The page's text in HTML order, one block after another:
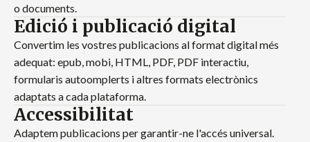
o documents.
Edició i publicació digital
Convertim les vostres publicacions al format digital més
adequat: epub, mobi, HTML, PDF, PDF interactiu,
formularis autoomplerts i altres formats electrònics
adaptats a cada plataforma.
Accessibilitat
Adaptem publicacions per garantir-ne l'accés universal.